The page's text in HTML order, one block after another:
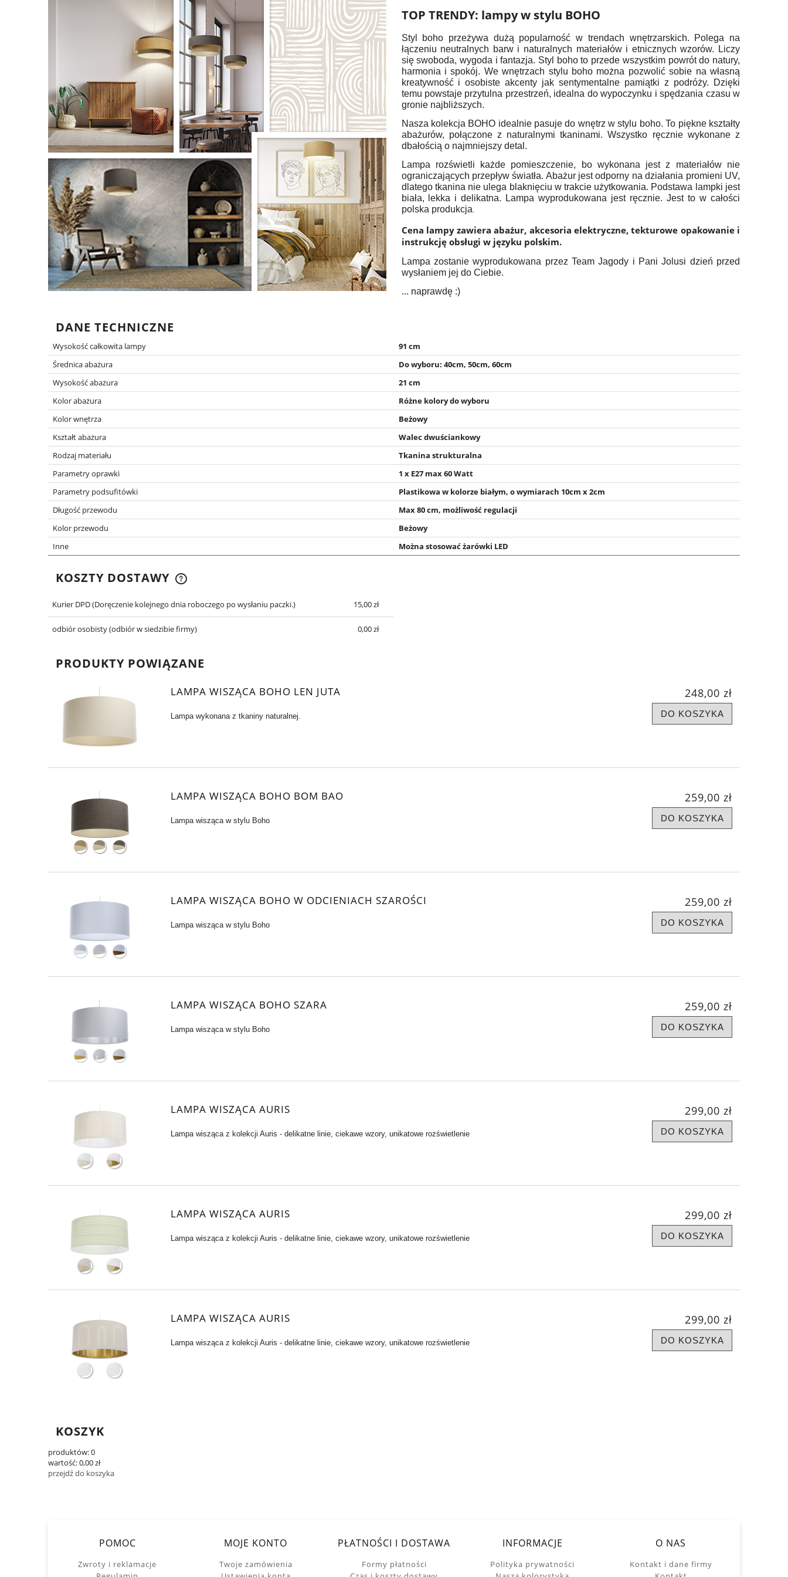
TOP TRENDY: lampy w stylu BOHO
Styl boho przeżywa dużą popularność w trendach wnętrzarskich. Polega na
łączeniu neutralnych barw i naturalnych materiałów i etnicznych wzorów. Liczy
się swoboda, wygoda i fantazja. Styl boho to przede wszystkim powrót do natury,
harmonia i spokój. We wnętrzach stylu boho można pozwolić sobie na własną
kreatywność i osobiste akcenty jak sentymentalne pamiątki z podróży. Dzięki
temu powstaje przytulna przestrzeń, idealna do wypoczynku i spędzania czasu w
gronie najbliższych.
Nasza kolekcja BOHO idealnie pasuje do wnętrz w stylu boho. To piękne kształty
abażurów, połączone z naturalnymi tkaninami. Wszystko ręcznie wykonane z
dbałością o najmniejszy detal.
Lampa rozświetli każde pomieszczenie, bo wykonana jest z materiałów nie
ograniczających przepływ światła. Abażur jest odporny na działania promieni UV,
dlatego tkanina nie ulega blaknięciu w trakcie użytkowania. Podstawa lampki jest
biała, lekka i delikatna. Lampa wyprodukowana jest ręcznie. Jest to w całości
polska produkcja
Cena lampy zawiera abażur, akcesoria elektryczne, tekturowe opakowanie i
instrukcję obsługi w języku polskim.
Lampa zostanie wyprodukowana przez Team Jagody i Pani Jolusi dzień przed
wysłaniem jej do Ciebie.
... naprawdę :)
DANE TECHNICZNE
Wysokość całkowita lampy
91 cm
Średnica abażura
Do wyboru: 40cm, 50cm, 60cm
Wysokość abażura
21 cm
Kolor abażura
Różne kolory do wyboru
Kolor wnętrza
Beżowy
Kształt abażura
Walec dwuściankowy
Rodzaj materiału
Tkanina strukturalna
Parametry oprawki
1 x E27 max 60 Watt
Parametry podsufitówki
Plastikowa w kolorze białym, o wymiarach 10cm x 2cm
Długość przewodu
Max 80 cm, możliwość regulacji
Kolor przewodu
Beżowy
Inne
Można stosować żarówki LED
KOSZTY DOSTAWY
CENA NIE ZAWIERA
EWENTUALNYCH KOSZTÓW
PŁATNOŚCI
Kurier DPD(Doręczenie kolejnego dnia roboczego po wysłaniu paczki.) 15,00 zł
odbiór osobisty(odbiór w siedzibie firmy) 0,00 zł
PRODUKTY POWIĄZANE
LAMPA WISZĄCA BOHO LEN JUTA
Lampa wykonana z tkaniny naturalnej.
248,00 zł
DO KOSZYKA
LAMPA WISZĄCA BOHO BOM BAO
Lampa wisząca w stylu Boho
259,00 zł
DO KOSZYKA
LAMPA WISZĄCA BOHO W ODCIENIACH SZAROŚCI
Lampa wisząca w stylu Boho
259,00 zł
DO KOSZYKA
LAMPA WISZĄCA BOHO SZARA
Lampa wisząca w stylu Boho
259,00 zł
DO KOSZYKA
LAMPA WISZĄCA AURIS
Lampa wisząca z kolekcji Auris - delikatne linie, ciekawe wzory, unikatowe rozświetlenie
299,00 zł
DO KOSZYKA
LAMPA WISZĄCA AURIS
Lampa wisząca z kolekcji Auris - delikatne linie, ciekawe wzory, unikatowe rozświetlenie
299,00 zł
DO KOSZYKA
LAMPA WISZĄCA AURIS
Lampa wisząca z kolekcji Auris - delikatne linie, ciekawe wzory, unikatowe rozświetlenie
299,00 zł
DO KOSZYKA
KOSZYK
produktów:0
wartość:0,00 zł
przejdź do koszyka
POMOC
Zwroty i reklamacje
MOJE KONTO
Twoje zamówienia
PŁATNOŚCI I DOSTAWA
Formy płatności
INFORMACJE
Polityka prywatności
O NAS
Kontakt i dane firmy